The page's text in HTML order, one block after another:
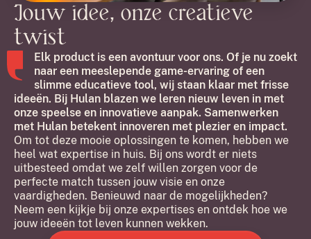
Jouw idee, onze creatieve
twist
Elk product is een avontuur voor ons. Of je nu zoekt
naar een meeslepende game-ervaring of een
slimme educatieve tool, wij staan klaar met frisse
ideeën. Bij Hulan blazen we leren nieuw leven in met
onze speelse en innovatieve aanpak. Samenwerken
met Hulan betekent innoveren met plezier en impact.
Om tot deze mooie oplossingen te komen, hebben we
heel wat expertise in huis. Bij ons wordt er niets
uitbesteed omdat we zelf willen zorgen voor de
perfecte match tussen jouw visie en onze
vaardigheden. Benieuwd naar de mogelijkheden?
Neem een kijkje bij onze expertises en ontdek hoe we
jouw ideeën tot leven kunnen wekken.